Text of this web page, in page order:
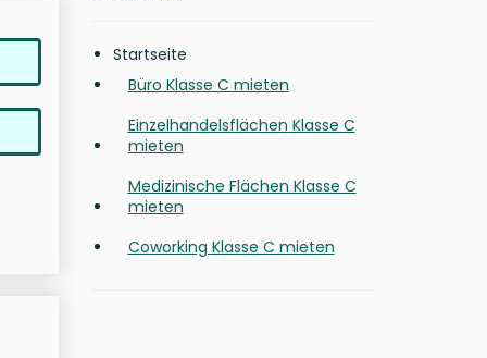
Startseite
Büro Klasse C mieten
Einzelhandelsflächen Klasse C
mieten
Medizinische Flächen Klasse C
mieten
Coworking Klasse C mieten